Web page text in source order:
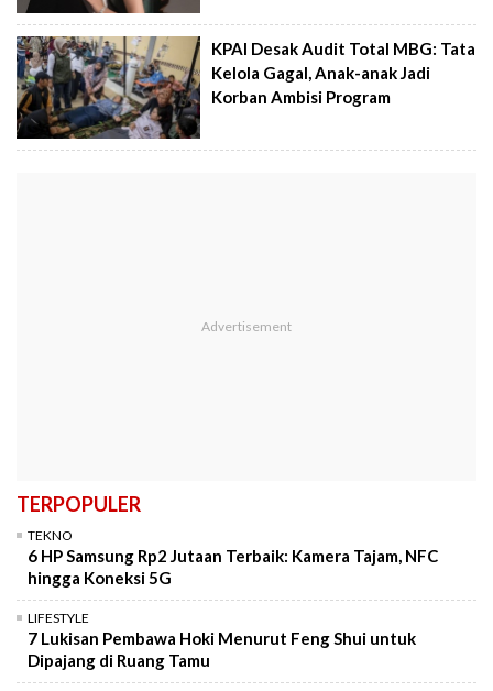
KPAI Desak Audit Total MBG: Tata
Kelola Gagal, Anak-anak Jadi
Korban Ambisi Program
TERPOPULER
TEKNO
6 HP Samsung Rp2 Jutaan Terbaik: Kamera Tajam, NFC
hingga Koneksi 5G
LIFESTYLE
7 Lukisan Pembawa Hoki Menurut Feng Shui untuk
Dipajang di Ruang Tamu